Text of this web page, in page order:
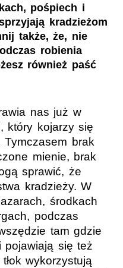
pośpiech i
kradzieżom
także, że, nie
robienia
również paść
nas już w
który kojarzy się
brak
mienie, brak
sprawić, że
kradzieży. W
środkach
podczas
tam gdzie
się też
wykorzystują